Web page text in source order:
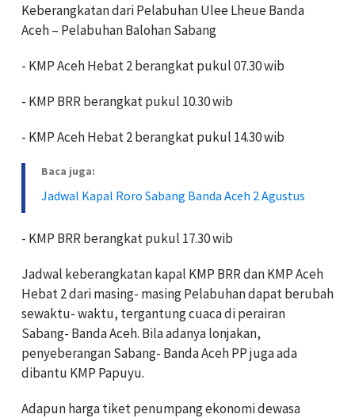
Keberangkatan dari Pelabuhan Ulee Lheue Banda
Aceh – Pelabuhan Balohan Sabang
- KMP Aceh Hebat 2 berangkat pukul 07.30 wib
- KMP BRR berangkat pukul 10.30 wib
- KMP Aceh Hebat 2 berangkat pukul 14.30 wib
Baca juga:
Jadwal Kapal Roro Sabang Banda Aceh 2 Agustus
- KMP BRR berangkat pukul 17.30 wib
Jadwal keberangkatan kapal KMP BRR dan KMP Aceh
Hebat 2 dari masing- masing Pelabuhan dapat berubah
sewaktu- waktu, tergantung cuaca di perairan
Sabang- Banda Aceh. Bila adanya lonjakan,
penyeberangan Sabang- Banda Aceh PP juga ada
dibantu KMP Papuyu.
Adapun harga tiket penumpang ekonomi dewasa